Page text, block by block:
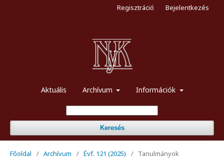
Aktuális Archívum Információk
Keresés
Regisztráció Bejelentkezés
Főoldal / Archívum / Évf. 121 (2025) / Tanulmányok